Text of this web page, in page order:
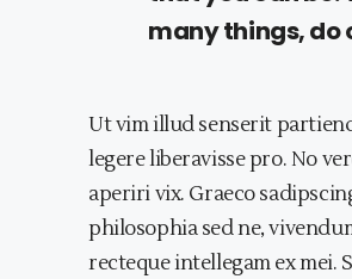
many things, do
Ut vim illud senserit
legere liberavisse pro. No
aperiri vix. Graeco
philosophia sed ne,
recteque intellegam ex mei.